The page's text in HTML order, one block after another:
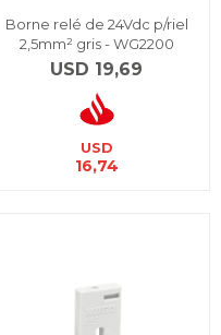
Borne relé de 24Vdc p/riel
2,5mm² gris - WG2200
USD 19,69
USD
16,74